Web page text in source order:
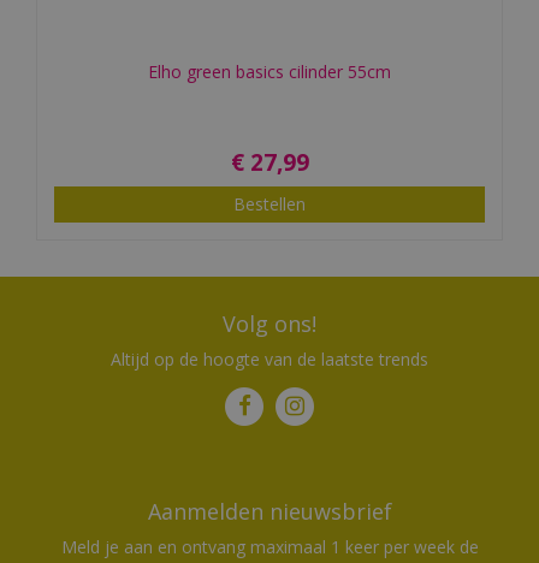
Elho green basics cilinder 55cm
€ 27,99
Bestellen
Volg ons!
Altijd op de hoogte van de laatste trends
Aanmelden nieuwsbrief
Meld je aan en ontvang maximaal 1 keer per week de